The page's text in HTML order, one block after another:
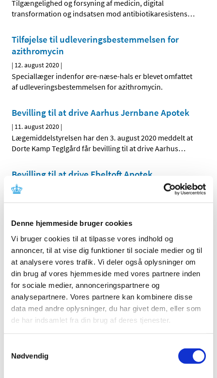
Denne hjemmeside bruger cookies
Vi bruger cookies til at tilpasse vores indhold og
annoncer, til at vise dig funktioner til sociale medier og til
at analysere vores trafik. Vi deler også oplysninger om
din brug af vores hjemmeside med vores partnere inden
for sociale medier, annonceringspartnere og
analysepartnere. Vores partnere kan kombinere disse
data med andre oplysninger, du har givet dem, eller som
de har indsamlet fra din brug af deres tjenester.
Nødvendig
Tilgængelighed og forsyning af medicin, digital
transformation og indsatsen mod antibiotikaresistens…
Tilføjelse til udleveringsbestemmelsen for
azithromycin
| 12. august 2020 |
Speciallæger indenfor øre-næse-hals er blevet omfattet
af udleveringsbestemmelsen for azithromycin.
Bevilling til at drive Aarhus Jernbane Apotek
| 11. august 2020 |
Lægemiddelstyrelsen har den 3. august 2020 meddelt at
Dorte Kamp Teglgård får bevilling til at drive Aarhus…
Bevilling til at drive Ebeltoft Apotek
|11. august 2020
Ledig bevilling til Helsingør Stengades Apotek
|10. august 2020|
Bevillingen til at drive Helsingør Stengades Apotek er
ledig pr. 1. januar 2021.
Ledig bevilling til Dalgas Boulevard Apotek
|10. august 2020|
Bevillingen til at drive Dalgas Boulevard Apotek er ledig
pr. 1. maj 2021.
Forsyningsvanskeligheder for Mydriacyl,